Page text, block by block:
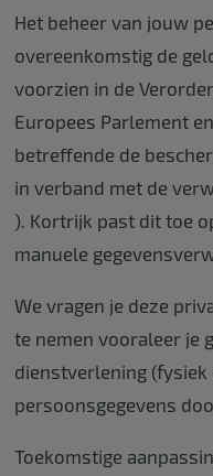
Het beheer van jouw
overeenkomstig de
voorzien in de
Europees Parlement
betreffende de
in verband met de
). Kortrijk past dit toe
manuele
We vragen je deze
te nemen vooraleer je
dienstverlening (fysiek
persoonsgegevens
Toekomstige